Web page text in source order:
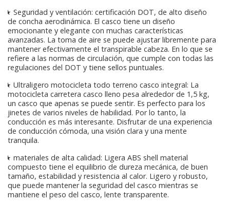
★ Seguridad y ventilación: certificación DOT, de alto diseño
de concha aerodinámica. El casco tiene un diseño
emocionante y elegante con muchas características
avanzadas. La toma de aire se puede ajustar libremente para
mantener efectivamente el transpirable cabeza. En lo que se
refiere a las normas de circulación, que cumple con todas las
regulaciones del DOT y tiene sellos puntuales.
★ Ultraligero motocicleta todo terreno casco integral: La
motocicleta carretera casco lleno pesa alrededor de 1,5 kg,
un casco que apenas se puede sentir. Es perfecto para los
jinetes de varios niveles de habilidad. Por lo tanto, la
conducción es más interesante. Disfrutar de una experiencia
de conducción cómoda, una visión clara y una mente
tranquila.
★ materiales de alta calidad: Ligera ABS shell material
compuesto tiene el equilibrio de dureza mecánica, de buen
tamaño, estabilidad y resistencia al calor. Ligero y robusto,
que puede mantener la seguridad del casco mientras se
mantiene el peso del casco, lente transparente.